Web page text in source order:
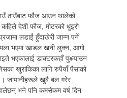
ठाउँबाट फौज आउन थालेको
देशी फौज, मोटरको धुइरो
लडाईं हुँदाखेरी जान्न पर्ने
भएमा खाडल खनी लुक्न, आगो
भएकालाई डाक्टरकहाँ पु¥याउन
खुराकिका लागि रुपैयाँ पैसाको
जापानीहरूले खुबै बल गरेर
भने पनि कमसेकम वर्ष दिन